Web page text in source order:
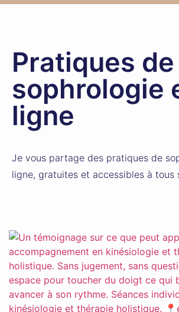
Pratiques de
sophrologie
ligne
Je vous partage des pratiques de
ligne, gratuites et accessibles à tous